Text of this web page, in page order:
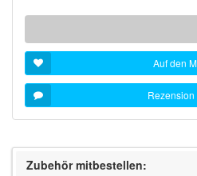
Auf den
Zubehör mitbestellen: